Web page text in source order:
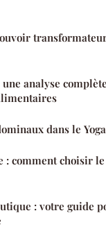
analyse
dans le Yoga
: comment choisir
: votre guide